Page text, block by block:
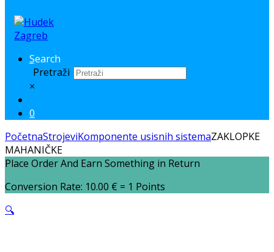
Search
Pretraži
×
0
PočetnaStrojeviKomponente usisnih sistemaZAKLOPKE
MAHANIČKE
Place Order And Earn Something in Return
Conversion Rate: 10.00 € = 1 Points
🔍